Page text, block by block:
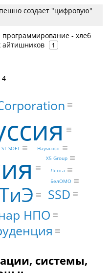
создает "цифровую"
- хлеб
айтишников
1
4
НПО
SSD
ST SOFT Научсофт
БелОМО
Лента
X5 Group
системы,